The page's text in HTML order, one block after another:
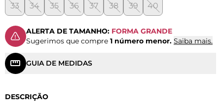
33 34 35 36 37 38 39 40
ALERTA DE TAMANHO: FORMA GRANDE
Sugerimos que compre 1 número menor. Saiba mais.
GUIA DE MEDIDAS
DESCRIÇÃO